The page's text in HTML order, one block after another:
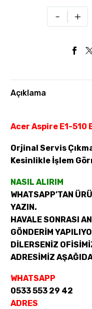
- +
Açıklama
Acer Aspire E1-510
Orjinal Servis
Kesinlikle İşlem
NASIL ALIRIM
WHATSAPP’TAN
YAZIN.
HAVALE SONRASI
GÖNDERİM
DİLERSENİZ
ADRESİMİZ
WHATSAPP
0533 553 29 42
ADRES